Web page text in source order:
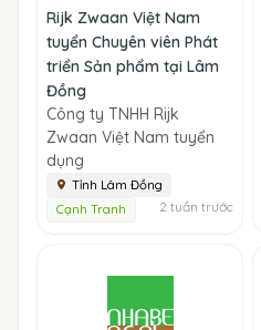
Rijk Zwaan Việt Nam
tuyển Chuyên viên Phát
triển Sản phẩm tại Lâm
Đồng
Công ty TNHH Rijk
Zwaan Việt Nam tuyển
dụng
Tỉnh Lâm Đồng
Cạnh Tranh
2 tuần trước